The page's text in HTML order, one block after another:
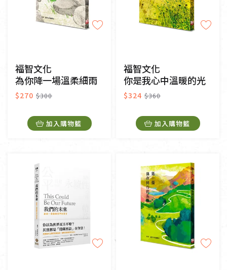
福智文化
為你降一場溫柔細雨
$270 $300
加入購物籃
福智文化
你是我心中溫暖的光
$324 $360
加入購物籃